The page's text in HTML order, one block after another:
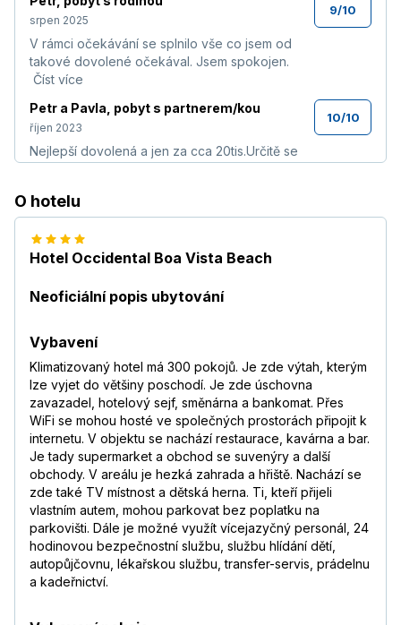
srpen 2025
V rámci očekávání se splnilo vše co jsem od
takové dovolené očekával. Jsem spokojen.
Číst více
9/10
Petr a Pavla pobyt s partnerem/kou
říjen 2023
Nejlepší dovolená a jen za cca 20tis.Určitě se
10/10
Jozef,pobyt s partnerem/kou
září 2023
—
Alexandra pobyt s rodinou
Ilona , pobyt s přáteli
červen 2023
Pouze jediná připomínka, ale pro mě důležitá
- delegáti CK velké zklamání,zájem pouze o
ulovení turistů na výlety, případné problémy
si musí turista řešit sám na recepci hotelu.☹️
7,4/10
Lanka, pobyt s rodinou
březen 2023
Byla to krásná dovolená klidná Číst více
8,6
Tomáš, pobyt s partnerem/kou
únor 2023
7,8/10
O hotelu
Hotel Occidental Boa Vista Beach
Neoficiální popis ubytování
Vybavení
Klimatizovaný hotel má 300 pokojů. Je zde výtah, kterým
lze vyjet do většiny poschodí. Je zde úschovna
zavazadel, hotelový sejf, směnárna a bankomat. Přes
WiFi se mohou hosté ve společných prostorách připojit k
internetu. V objektu se nachází restaurace, kavárna a bar.
Je tady supermarket a obchod se suvenýry a další
obchody. V areálu je hezká zahrada a hřiště. Nachází se
zde také TV místnost a dětská herna. Ti, kteří přijeli
vlastním autem, mohou parkovat bez poplatku na
parkovišti. Dále je možné využít vícejazyčný personál, 24
hodinovou bezpečnostní službu, službu hlídání dětí,
autopůjčovnu, lékařskou službu, transfer-servis, prádelnu
a kadeřnictví.